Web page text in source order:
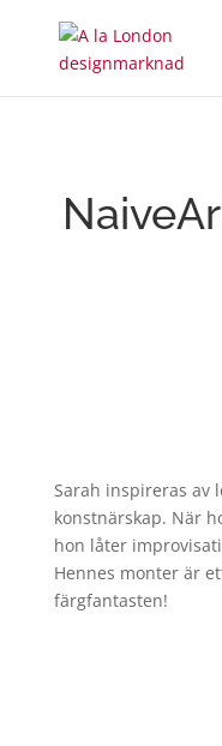
Sarah inspireras av
konstnärskap. När
hon låter
Hennes monter är
färgfantasten!